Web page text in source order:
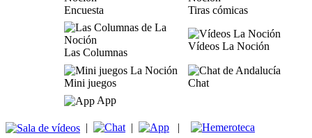
Encuesta Tiras cómicas
Las Columnas
Vídeos La Noción
Mini juegos
Chat
App
| | |